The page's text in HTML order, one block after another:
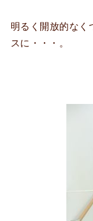
明るく開放的なく
スに・・・。